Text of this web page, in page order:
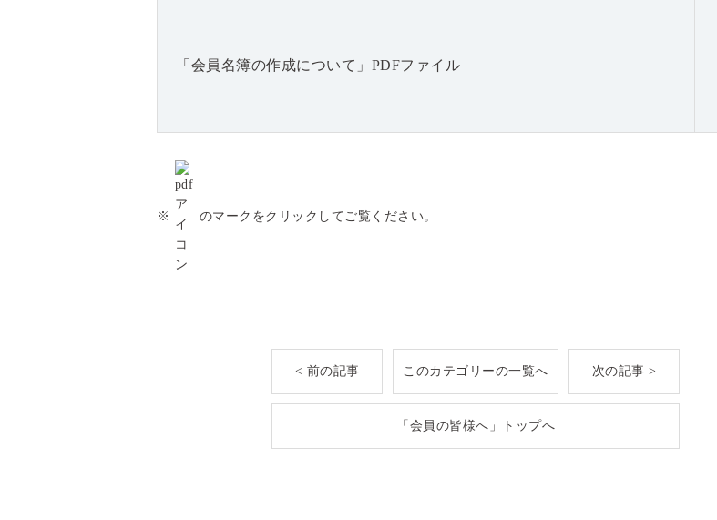
「会員名簿の作成について」PDFファイル
※ のマークをクリックしてご覧ください。
< 前の記事 このカテゴリーの一覧へ 次の記事 >
「会員の皆様へ」トップへ